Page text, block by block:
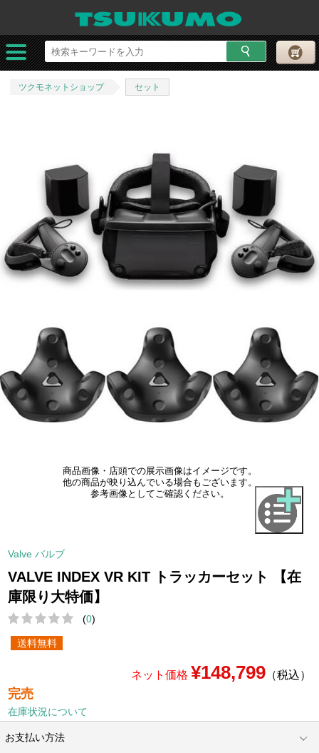
ツクモネットショップ セット
商品画像・店頭での展示画像はイメージです。
他の商品が映り込んでいる場合もございます。
参考画像としてご確認ください。
Valve バルブ
VALVE INDEX VR KIT トラッカーセット 【在
庫限り大特価】
(0)
送料無料
ネット価格 ¥148,799（税込）
完売
在庫状況について
お支払い方法